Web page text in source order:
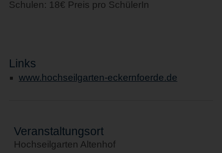
Schulen: 18€ Preis pro SchülerIn
Links
www.hochseilgarten-eckernfoerde.de
Veranstaltungsort
Hochseilgarten Altenhof